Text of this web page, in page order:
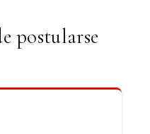
postularse